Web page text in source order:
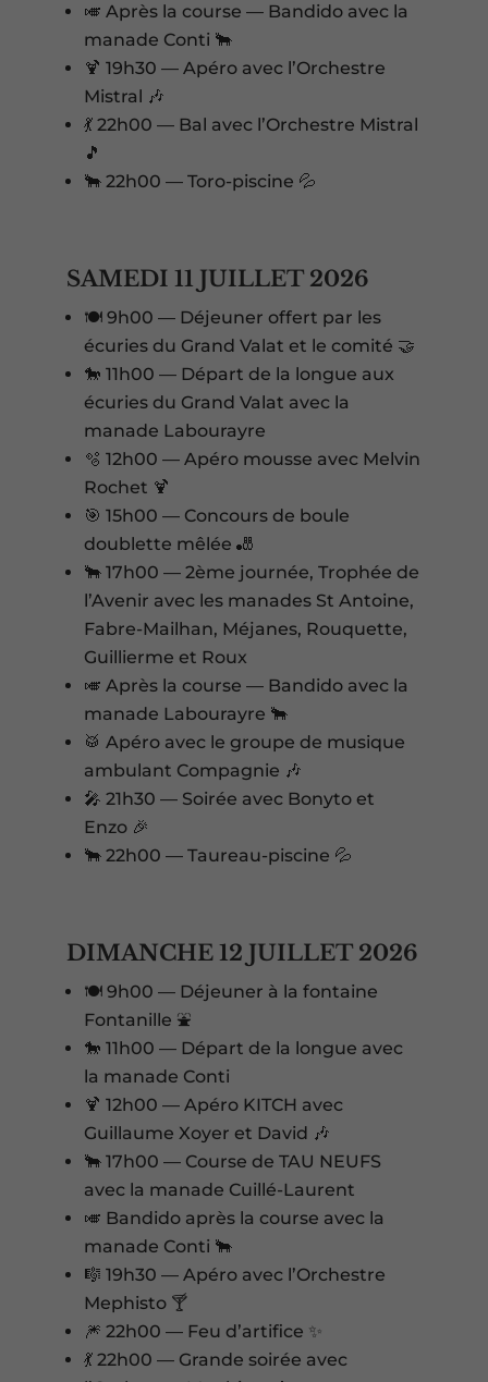
🎺 Après la course — Bandido avec la
manade Conti 🐂
🍹 19h30 — Apéro avec l’Orchestre
Mistral 🎶
💃 22h00 — Bal avec l’Orchestre Mistral
🎵
🐂 22h00 — Toro-piscine 💦
SAMEDI 11 JUILLET 2026
🍽️ 9h00 — Déjeuner offert par les
écuries du Grand Valat et le comité 🤝
🐎 11h00 — Départ de la longue aux
écuries du Grand Valat avec la
manade Labourayre
🫧 12h00 — Apéro mousse avec Melvin
Rochet 🍹
🎯 15h00 — Concours de boule
doublette mêlée 🎳
🐂 17h00 — 2ème journée, Trophée de
l’Avenir avec les manades St Antoine,
Fabre-Mailhan, Méjanes, Rouquette,
Guillierme et Roux
🎺 Après la course — Bandido avec la
manade Labourayre 🐂
🥁 Apéro avec le groupe de musique
ambulant Compagnie 🎶
🎤 21h30 — Soirée avec Bonyto et
Enzo 🎉
🐂 22h00 — Taureau-piscine 💦
DIMANCHE 12 JUILLET 2026
🍽️ 9h00 — Déjeuner à la fontaine
Fontanille ⛲
🐎 11h00 — Départ de la longue avec
la manade Conti
🍹 12h00 — Apéro KITCH avec
Guillaume Xoyer et David 🎶
🐂 17h00 — Course de TAU NEUFS
avec la manade Cuillé-Laurent
🎺 Bandido après la course avec la
manade Conti 🐂
🎼 19h30 — Apéro avec l’Orchestre
Mephisto 🍸
🎆 22h00 — Feu d’artifice ✨
💃 22h00 — Grande soirée avec